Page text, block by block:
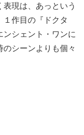
現は、あっという
１作目の『ドクタ
ンシェント・ワンに
シーンよりも個々